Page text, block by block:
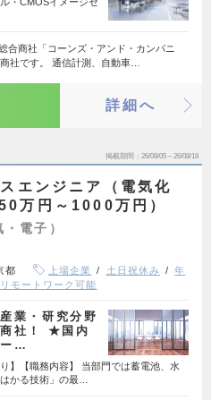
合商社「コーンズ・アンド・カンパニ
社です。 通信計測、自動車…
詳細へ
掲載期間 26/08/05～26/08/18
エンジニア（電気化
万円～1000万円）
電子）
都 上場企業 土日祝休み
年
リモートワーク可能
業・研究分野
商社！ ★国内
ー…
】【職務内容】 当部門では蓄電池、水
かる技術」の最…